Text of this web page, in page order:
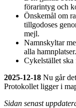
förarintyg och
Önskemål om
tillgodoses
mejl.
Namnskyltar
alla hamnplatser.
Cykelstället ska
2025-12-18 Nu går
Protokollet ligger i
Sidan senast